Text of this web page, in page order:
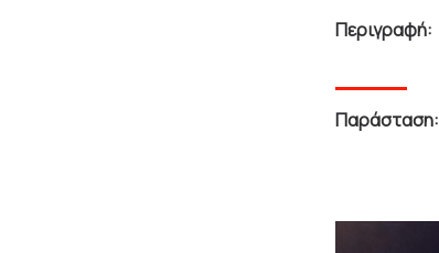
Περιγραφή:
Παράσταση: